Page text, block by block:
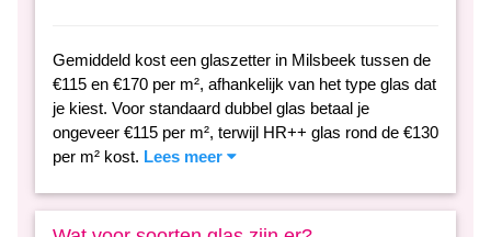
Gemiddeld kost een glaszetter in Milsbeek tussen de
€115 en €170 per m², afhankelijk van het type glas dat
je kiest. Voor standaard dubbel glas betaal je
ongeveer €115 per m², terwijl HR++ glas rond de €130
per m² kost. Lees meer